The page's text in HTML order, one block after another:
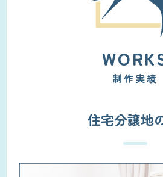
制作実績
住宅分譲地